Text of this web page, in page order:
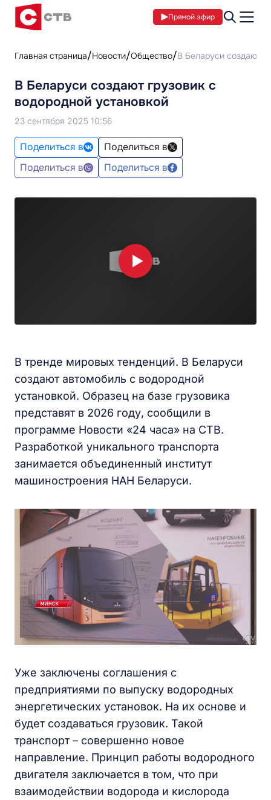
Прямой эфир
Главная страница Новости Общество В Беларуси создают
В Беларуси создают грузовик с
водородной установкой
23 сентября 2025 10:56
Поделиться в
Поделиться в
Поделиться в
Поделиться в
В тренде мировых тенденций. В Беларуси
создают автомобиль с водородной
установкой. Образец на базе грузовика
представят в 2026 году, сообщили в
программе Новости «24 часа» на СТВ.
Разработкой уникального транспорта
занимается объединенный институт
машиностроения НАН Беларуси.
Уже заключены соглашения с
предприятиями по выпуску водородных
энергетических установок. На их основе и
будет создаваться грузовик. Такой
транспорт – совершенно новое
направление. Принцип работы водородного
двигателя заключается в том, что при
взаимодействии водорода и кислорода